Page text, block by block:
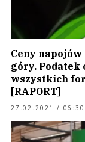
Ceny napojów
góry. Podatek
wszystkich
[RAPORT]
27.02.2021 / 06:30